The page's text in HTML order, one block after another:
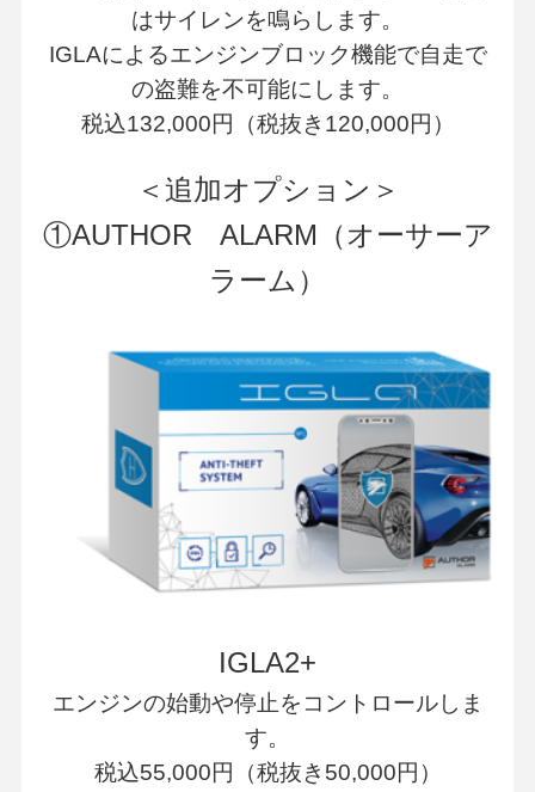
はサイレンを鳴らします。
IGLAによるエンジンブロック機能で自走で
の盗難を不可能にします。
税込132,000円（税抜き120,000円）
＜追加オプション＞
①AUTHOR ALARM（オーサーア
ラーム）
IGLA2+
エンジンの始動や停止をコントロールしま
す。
税込55,000円（税抜き50,000円）